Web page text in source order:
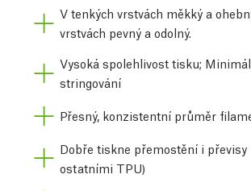
V tenkých vrstvách měkký a
vrstvách pevný a odolný.
Vysoká spolehlivost tisku;
stringování
Přesný, konzistentní průměr
Dobře tiskne přemostění i převisy
ostatními TPU)